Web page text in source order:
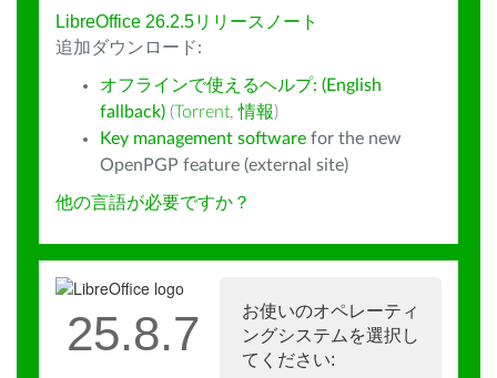
LibreOffice 26.2.5リリースノート
追加ダウンロード:
オフラインで使えるヘルプ: (English
fallback) (Torrent,情報)
Key management software for the new
OpenPGP feature (external site)
他の言語が必要ですか？
お使いのオペレーティ
ングシステムを選択し
てください:
25.8.7